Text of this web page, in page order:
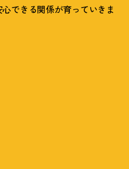
できる関係が育っていきま